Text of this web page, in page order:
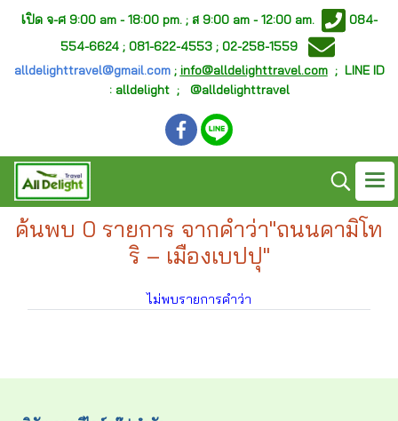
เปิด จ-ศ 9:00 am - 18:00 pm. ; ส 9:00 am - 12:00 am.
084-
554-6624 ; 081-622-4553 ; 02-258-1559
alldelighttravel@gmail.com; info@alldelighttravel.com; LINE ID
: alldelight ; @alldelighttravel
ค้นพบ 0 รายการ จากคำว่า"ถนนคามิโท
ริ – เมืองเบปปุ"
ไม่พบรายการคำว่า